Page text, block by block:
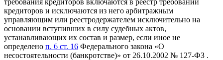
кредиторов и исключаются из него арбитражным
управляющим или реестродержателем исключительно на
основании вступивших в силу судебных актов,
устанавливающих их состав и размер, если иное не
определено п. 6 ст. 16 Федерального закона «О
несостоятельности (банкротстве)» от 26.10.2002 № 127-ФЗ .